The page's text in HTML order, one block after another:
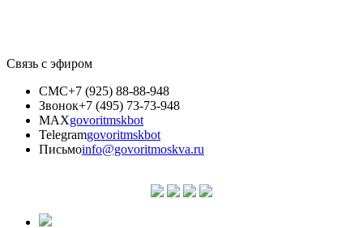
Связь с эфиром
СМС+7 (925) 88-88-948
Звонок+7 (495) 73-73-948
MAXgovoritmskbot
Telegramgovoritmskbot
Письмоinfo@govoritmoskva.ru